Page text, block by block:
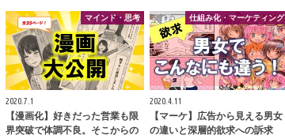
マインド・思考
2020.7.1
【漫画化】好きだった営業も限
界突破で体調不良。そこからの
仕組み化・マーケティング
2020.4.11
【マーケ】広告から見える男女
の違いと深層的欲求への訴求